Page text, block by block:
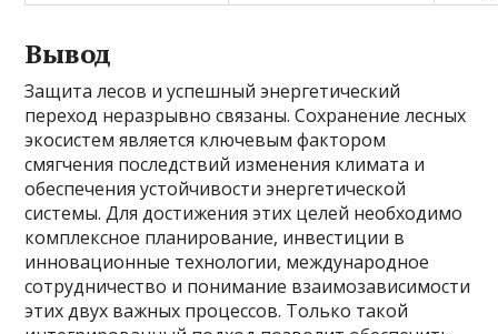
Вывод
Защита лесов и успешный энергетический
переход неразрывно связаны. Сохранение лесных
экосистем является ключевым фактором
смягчения последствий изменения климата и
обеспечения устойчивости энергетической
системы. Для достижения этих целей необходимо
комплексное планирование, инвестиции в
инновационные технологии, международное
сотрудничество и понимание взаимозависимости
этих двух важных процессов. Только такой